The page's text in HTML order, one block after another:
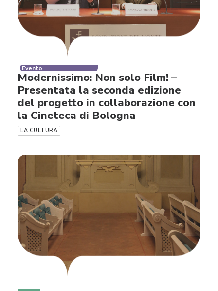
Evento
Modernissimo: Non solo Film! –
Presentata la seconda edizione
del progetto in collaborazione con
la Cineteca di Bologna
LA CULTURA